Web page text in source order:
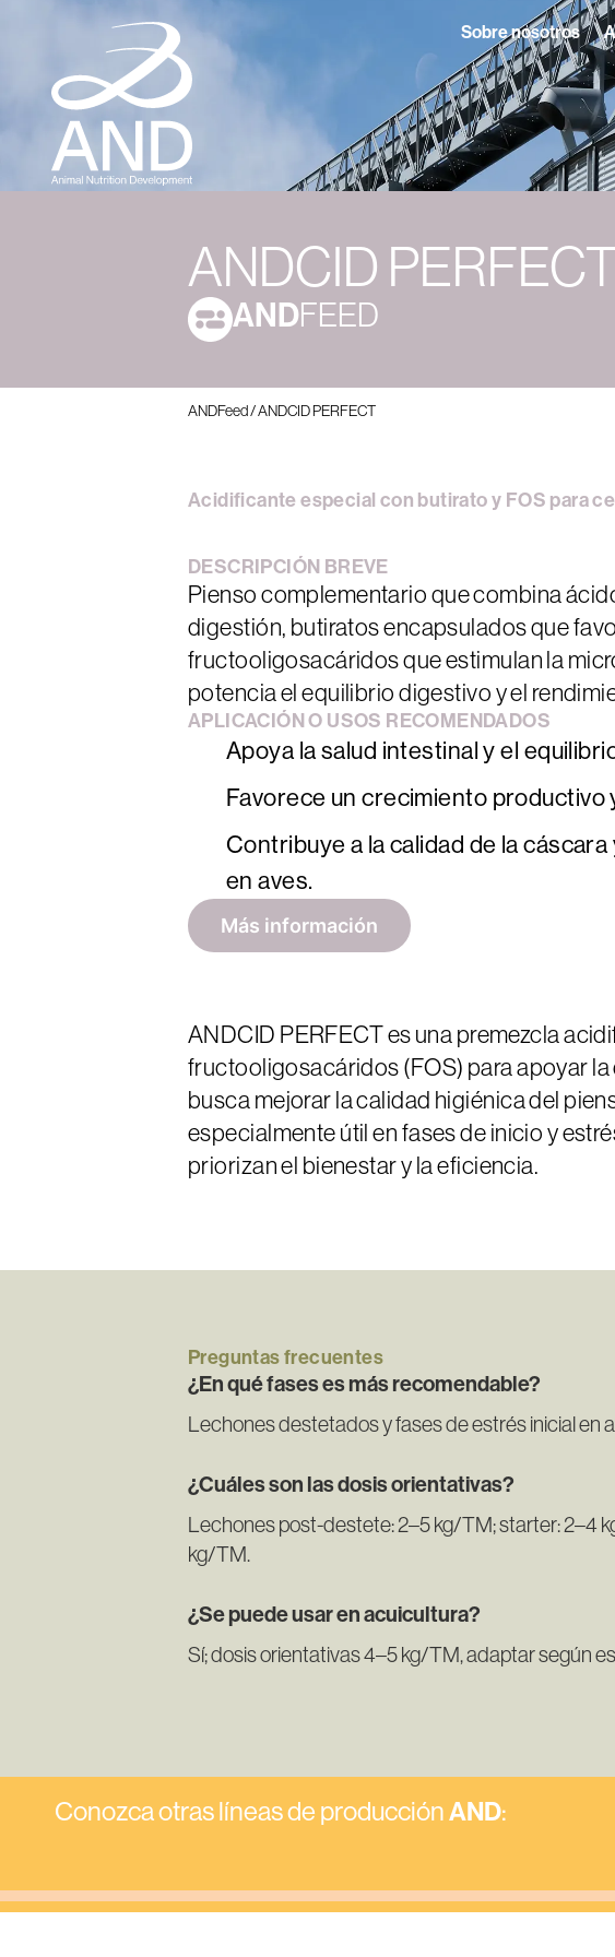
Sobre nosotros
ANDCID
ANDFEED
ANDFeed/ANDCID PERFECT
Acidificante especial con butiratoy FOS para
DESCRIPCIÓN BREVE
Pienso complementario que combina
digestión, butiratos encapsulados que
fructooligosacáridos que estimulan la
potencia el equilibrio digestivo y el
APLICACIÓNO USOS RECOMENDADOS
Apoya la salud intestinal y el
Favorece un crecimiento productivo
Contribuye a la calidad de la
en aves.
Más información
ANDCID PERFECT es una premezcla
fructooligosacáridos (FOS) para apoyar
busca mejorar la calidad higiénica del
especialmente útil en fases de inicio y
priorizan el bienestar y la eficiencia.
Preguntasfrecuentes
¿En qué fases es más recomendable?
Lechones destetados y fases de estrés inicial en
¿Cuáles son las dosis orientativas?
Lechones post-destete: 2–5 kg/TM; starter: 2–4
kg/TM.
¿Se puede usar en acuicultura?
Sí; dosis orientativas 4–5 kg/TM, adaptar según
Conozca otras líneas de producciónAND: